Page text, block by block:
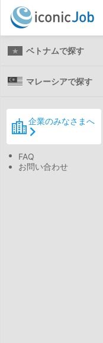
ベトナムで探す
マレーシアで探す
企業のみなさまへ
FAQ
お問い合わせ